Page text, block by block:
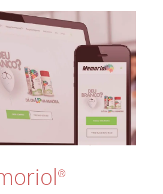
®